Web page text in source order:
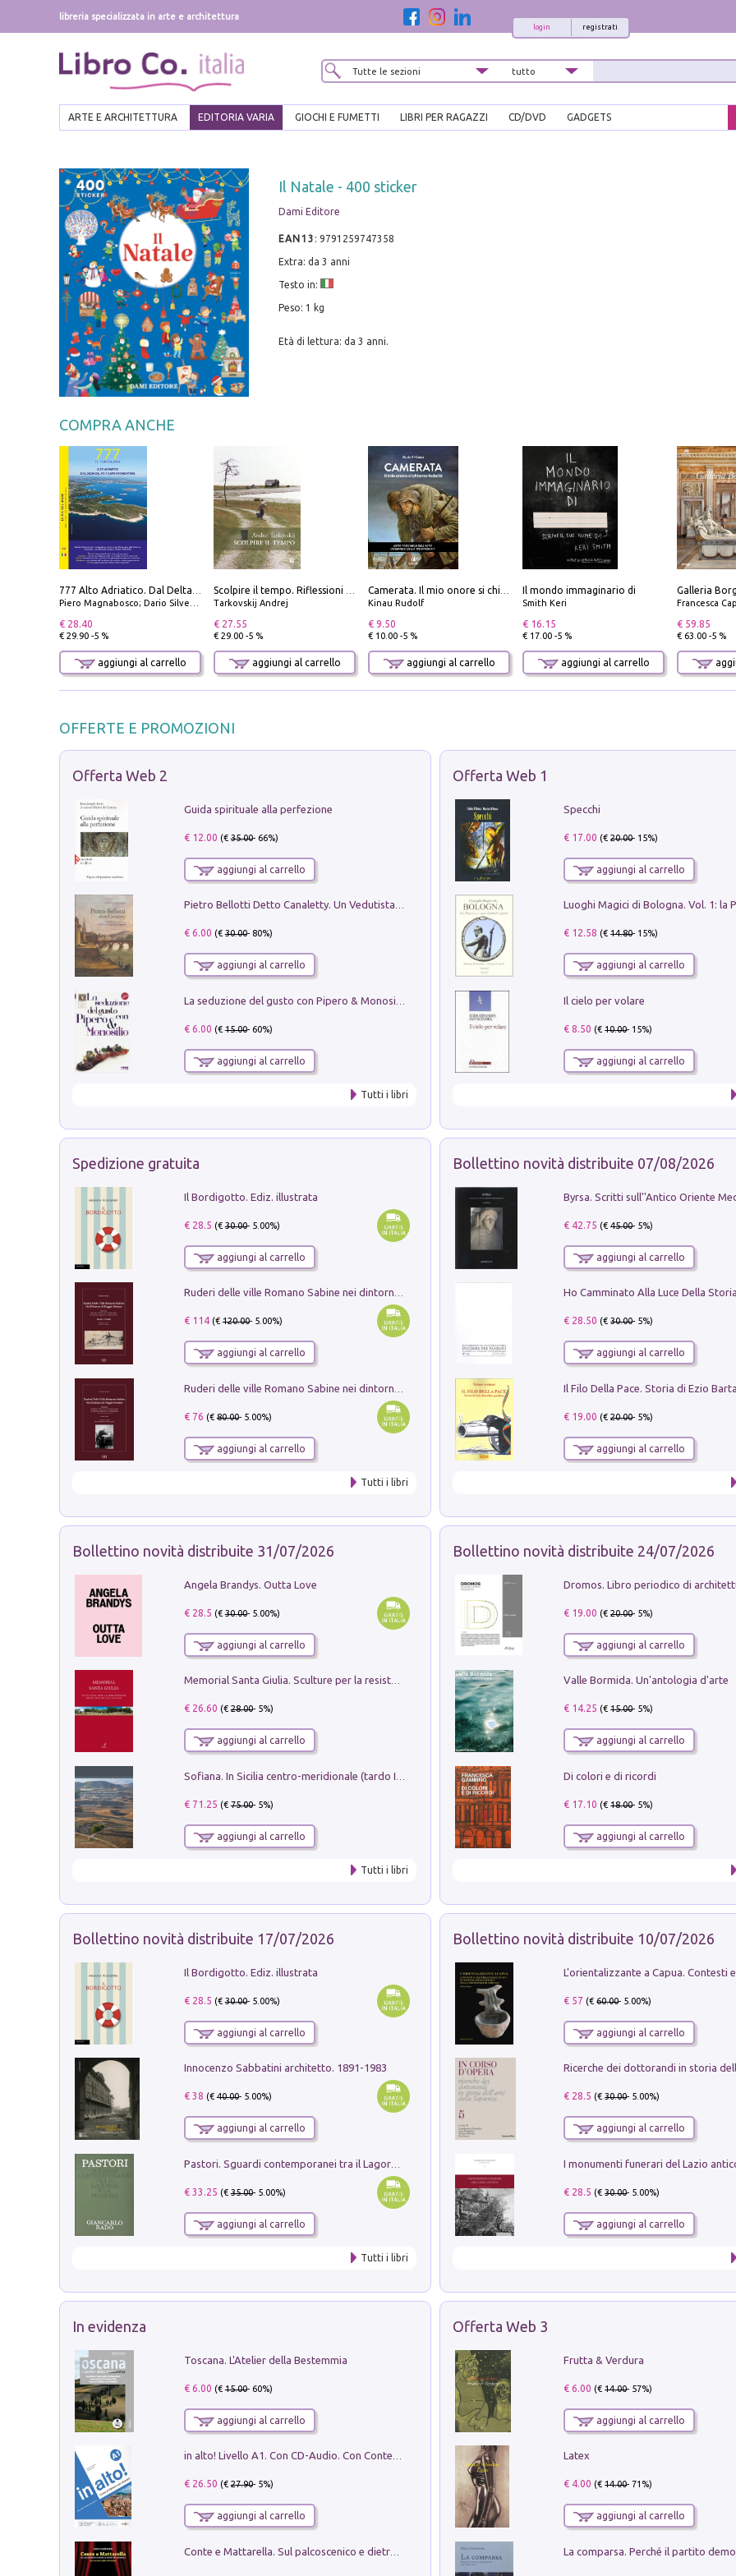
libreria specializzata in arte e architettura
registrati
login
ARTE E ARCHITETTURA EDITORIA VARIA GIOCHI E FUMETTI LIBRI PER RAGAZZI CD/DVD GADGETS
Il Natale - 400 sticker
Dami Editore
EAN13 : 9791259747358
Extra: da 3 anni
Testo in:
Peso: 1 kg
Età di lettura: da 3 anni.
COMPRA ANCHE
777 Alto Adriatico. Dal Delta del Po a Capo Promontore. Con QR Code
Piero Magnabosco; Dario Silvestro; Marco Sbrizzi
€ 28.40
€ 29.90 -5 %
aggiungi al carrello
Scolpire il tempo. Riflessioni sul cinema.
Tarkovskij Andrej
€ 27.55
€ 29.00 -5 %
aggiungi al carrello
Camerata. Il mio onore si chiama fedeltà
Kinau Rudolf
€ 9.50
€ 10.00 -5 %
aggiungi al carrello
Il mondo immaginario di
Smith Keri
€ 16.15
€ 17.00 -5 %
aggiungi al carrello
Francesca
€ 59.85
€ 63.00 -5 %
OFFERTE E PROMOZIONI
Offerta Web 2
Guida spirituale alla perfezione
€ 12.00 (€35.00- 66%)
aggiungi al carrello
Pietro Bellotti Detto Canaletty. Un Vedutista Veneziano nella Francia dell'Ancien Régime
€ 6.00 (€30.00- 80%)
aggiungi al carrello
€ 6.00 (€15.00- 60%)
aggiungi al carrello
Tutti i libri
Offerta Web 1
Specchi
€ 17.00 (€20.00- 15%)
aggiungi al carrello
€ 12.58 (€14.80- 15%)
aggiungi al carrello
Il cielo per volare
€ 8.50 (€10.00- 15%)
aggiungi al carrello
Spedizione gratuita
Il Bordigotto. Ediz. illustrata
€ 28.5 (€30.00- 5.00%)
aggiungi al carrello
Ruderi delle ville Romano Sabine nei dintorni di Poggio Mirteto. Illustrati dal dott.re prof.re cav.re Ercole Nardi regio ispettore degli scavi e monumenti. Anno 1885. Tavole e studio. Con 25 tavole fuori testo in cartella editoriale
€ 114(€120.00- 5.00%)
aggiungi al carrello
€ 76 (€80.00- 5.00%)
aggiungi al carrello
Tutti i libri
Bollettino novità distribuite 07/08/2026
€ 42.75 (€45.00- 5%)
aggiungi al carrello
€ 28.50 (€30.00- 5%)
aggiungi al carrello
€ 19.00 (€20.00- 5%)
aggiungi al carrello
Bollettino novità distribuite 31/07/2026
Angela Brandys. Outta Love
€ 28.5 (€30.00- 5.00%)
aggiungi al carrello
Memorial Santa Giulia. Sculture per la resistenza Monchio di Palagano
€ 26.60 (€28.00- 5%)
aggiungi al carrello
€ 71.25 (€75.00- 5%)
aggiungi al carrello
Tutti i libri
Bollettino novità distribuite 24/07/2026
€ 19.00 (€20.00- 5%)
aggiungi al carrello
Valle Bormida. Un'antologia d'arte
€ 14.25 (€15.00- 5%)
aggiungi al carrello
Di colori e di ricordi
€ 17.10 (€18.00- 5%)
aggiungi al carrello
Bollettino novità distribuite 17/07/2026
Il Bordigotto. Ediz. illustrata
€ 28.5 (€30.00- 5.00%)
aggiungi al carrello
Innocenzo Sabbatini architetto. 1891-1983
€ 38 (€40.00- 5.00%)
aggiungi al carrello
Pastori. Sguardi contemporanei tra il Lagorai e la pianura. Ediz. illustrata
€ 33.25 (€35.00- 5.00%)
aggiungi al carrello
Tutti i libri
Bollettino novità distribuite 10/07/2026
€ 57 (€60.00- 5.00%)
aggiungi al carrello
€ 28.5 (€30.00- 5.00%)
aggiungi al carrello
€ 28.5 (€30.00- 5.00%)
aggiungi al carrello
In evidenza
Toscana. L'Atelier della Bestemmia
€ 6.00 (€15.00- 60%)
aggiungi al carrello
in alto! Livello A1. Con CD-Audio. Con Contenuto digitale per accesso on line
€ 26.50 (€27.90- 5%)
aggiungi al carrello
Conte e Mattarella. Sul palcoscenico e dietro le quinte del Quirinale. Un racconto sulle istituzioni
Offerta Web 3
Frutta & Verdura
€ 6.00 (€14.00- 57%)
aggiungi al carrello
Latex
€ 4.00 (€14.00- 71%)
aggiungi al carrello